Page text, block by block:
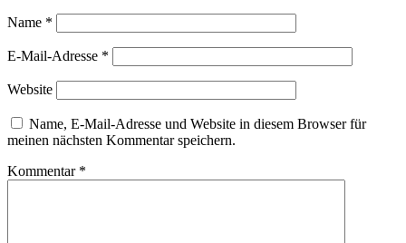
Name *
E-Mail-Adresse *
Website
Name, E-Mail-Adresse und Website in diesem Browser für
meinen nächsten Kommentar speichern.
Kommentar *